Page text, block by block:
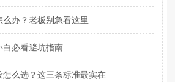
么办？老板别急看这里
白必看避坑指南
怎么选？这三条标准最实在